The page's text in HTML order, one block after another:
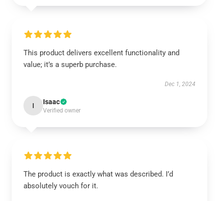
This product delivers excellent functionality and
value; it’s a superb purchase.
Dec 1, 2024
I Isaac
Verified owner
The product is exactly what was described. I’d
absolutely vouch for it.